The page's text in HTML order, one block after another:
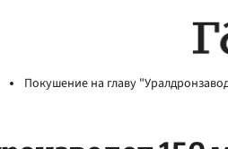
Покушение на главу